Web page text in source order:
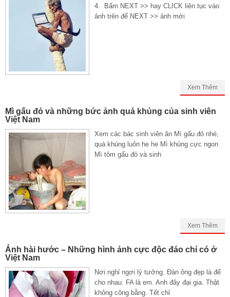
4. Bấm NEXT >> hay CLICK liên tục vào
ảnh trên để NEXT >> ảnh mới
Xem Thêm
Mì gấu đỏ và những bức ảnh quá khủng của sinh viên
Việt Nam
Xem các bác sinh viên ăn Mì gấu đỏ nhé,
quá khủng luôn he he Mì khủng cực ngon
Mì tôm gấu đỏ và sinh
Xem Thêm
Ảnh hài hước – Những hình ảnh cực độc đáo chỉ có ở
Việt Nam
Nơi nghỉ ngơi lý tưởng. Đàn ông đẹp là để
cho nhau. FA là em. Anh đây đại gia. Thật
không công bằng. Tết chỉ